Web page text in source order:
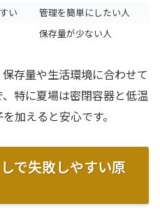
い
管理を簡単にしたい人
保存量が少ない人
存量や生活環境に合わせて
特に夏場は密閉容器と低温
加えると安心です。
で失敗しやすい原